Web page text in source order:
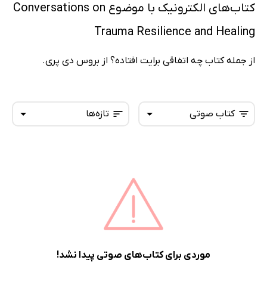
کتاب‌های الکترونیک با موضوع Conversations on
Trauma Resilience and Healing
از جمله کتاب چه اتفاقی برایت افتاده؟ از بروس دی پری.
تازه‌ها
پرفروش‌ها
پربحث‌ها
کتاب صوتی
موردی برای کتاب‌های صوتی پیدا نشد!